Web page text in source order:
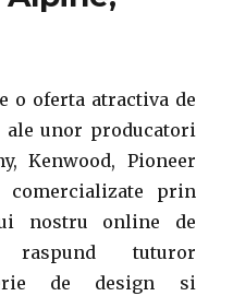
o oferta atractiva de
ale unor producatori
Kenwood, Pioneer
comercializate prin
nostru online de
raspund tuturor
de design si